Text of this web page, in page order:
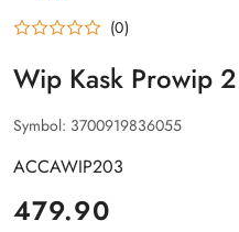
(0)
Wip Kask Prowip
Symbol: 3700919836055
ACCAWIP203
cena:
479.90